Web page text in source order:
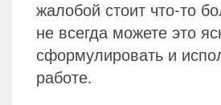
жалобой стоит что-то
не всегда можете это
сформулировать и
работе.